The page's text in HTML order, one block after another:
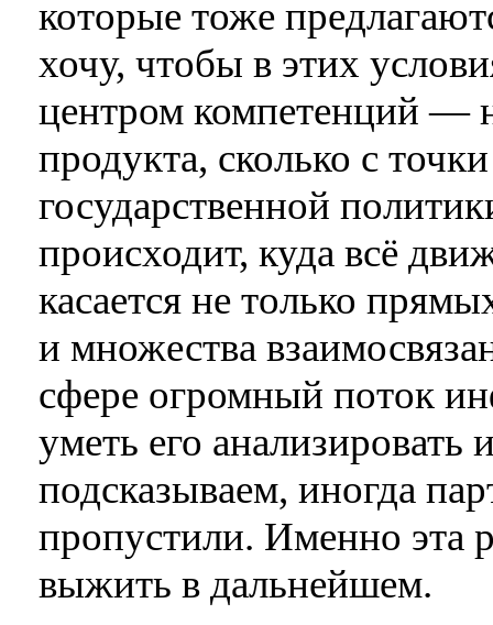
которые тоже
хочу, чтобы в этих
центром компетенций —
продукта, сколько с
государственной
происходит, куда всё
касается не только
и множества
сфере огромный поток
уметь его
подсказываем, иногда
пропустили. Именно эта
выжить в дальнейшем.